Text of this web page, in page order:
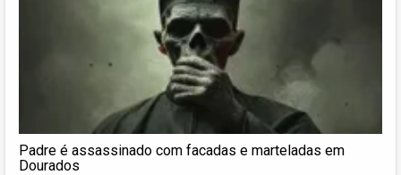
Padre é assassinado com facadas e marteladas em
Dourados